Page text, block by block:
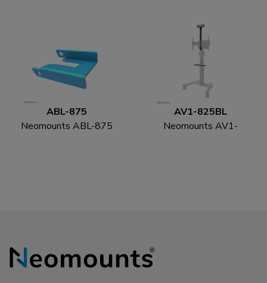
ABL-875
Neomounts ABL-875
AV1-825BL
Neomounts AV1-